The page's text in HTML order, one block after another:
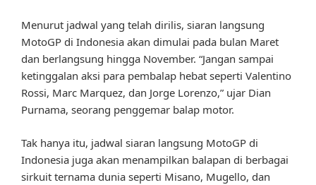
Menurut jadwal yang telah dirilis, siaran langsung
MotoGP di Indonesia akan dimulai pada bulan Maret
dan berlangsung hingga November. “Jangan sampai
ketinggalan aksi para pembalap hebat seperti Valentino
Rossi, Marc Marquez, dan Jorge Lorenzo,” ujar Dian
Purnama, seorang penggemar balap motor.
Tak hanya itu, jadwal siaran langsung MotoGP di
Indonesia juga akan menampilkan balapan di berbagai
sirkuit ternama dunia seperti Misano, Mugello, dan